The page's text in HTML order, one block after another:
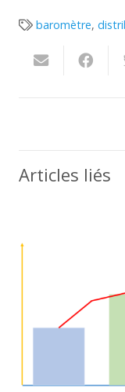
baromètre,
Articles liés